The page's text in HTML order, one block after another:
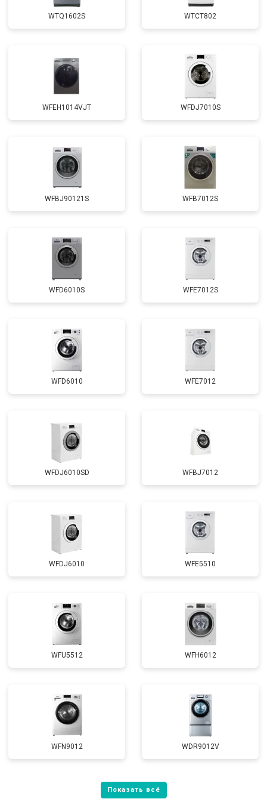
креплений, кнопок)
Замена амортизаторов от 2000 ₽ Заказать
Замена подшипников от 2800 ₽ Заказать
Замена мотора от 3800 ₽ Заказать
температуры
от 2200 ₽ Заказать
Замена ТЭН от 2300 ₽ Заказать
Замена прессостата от 3350 ₽ Заказать
Замена сливного насоса от 3450 ₽
Замена сливного шланга от 2100 ₽ Заказать
Замена УБЛ от 2100 ₽
Замена приводного ремня
WTQ1602S WTCT802
WFEH1014VJT WFDJ7010S
WFBJ90121S WFB7012S
WFD6010S WFE7012S
WFD6010 WFE7012
WFDJ6010SD WFBJ7012
WFDJ6010 WFE5510
WFU5512 WFH6012
WFN9012 WDR9012V